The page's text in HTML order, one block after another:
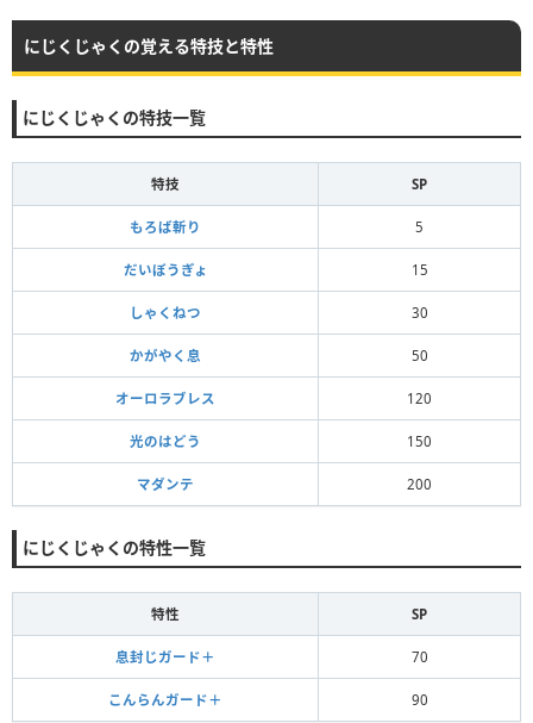
にじくじゃくの覚える特技と特性
にじくじゃくの特技一覧
特技 SP
もろば斬り 5
だいぼうぎょ 15
しゃくねつ 30
かがやく息 50
オーロラブレス 120
光のはどう 150
マダンテ 200
にじくじゃくの特性一覧
特性 SP
息封じガード＋ 70
こんらんガード＋ 90